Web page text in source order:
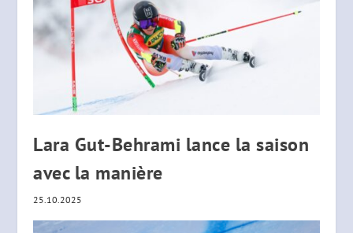
Lara Gut-Behrami lance la saison
avec la manière
25.10.2025